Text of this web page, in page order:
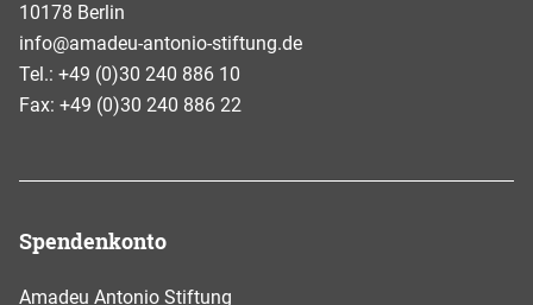
10178 Berlin
info@amadeu-antonio-stiftung.de
Tel.: +49 (0)30 240 886 10
Fax: +49 (0)30 240 886 22
Spendenkonto
Amadeu Antonio Stiftung